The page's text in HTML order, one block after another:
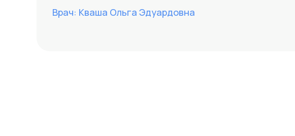
Врач: Кваша Ольга Эдуардовна